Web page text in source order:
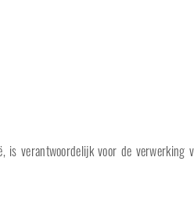
verantwoordelijk voor de verwerking